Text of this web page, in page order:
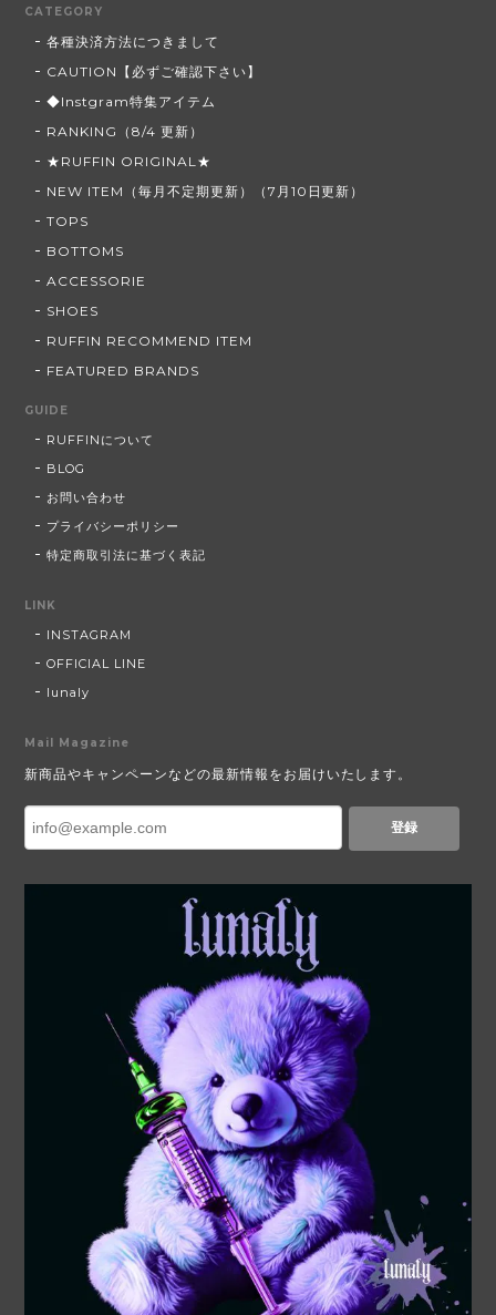
CATEGORY
各種決済方法につきまして
CAUTION【必ずご確認下さい】
◆Instgram特集アイテム
RANKING（8/4 更新）
★RUFFIN ORIGINAL★
NEW ITEM（毎月不定期更新）（7月10日更新）
TOPS
BOTTOMS
ACCESSORIE
SHOES
RUFFIN RECOMMEND ITEM
FEATURED BRANDS
GUIDE
RUFFINについて
BLOG
お問い合わせ
プライバシーポリシー
特定商取引法に基づく表記
LINK
INSTAGRAM
OFFICIAL LINE
lunaly
Mail Magazine
新商品やキャンペーンなどの最新情報をお届けいたします。
登録